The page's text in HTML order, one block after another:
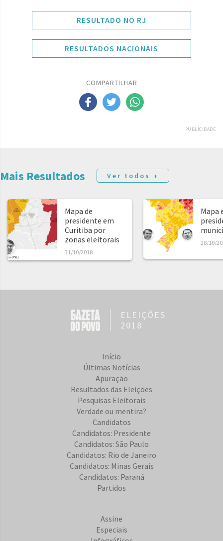
RESULTADO NO RJ
RESULTADOS NACIONAIS
COMPARTILHAR
PUBLICIDADE
Mais Resultados Ver todos +
Mapa de
presidente em
Curitiba por
zonas eleitorais
31/10/2018
Mapa
28/10/
ELEIÇÕES
2018
Início
Últimas Notícias
Apuração
Resultados das Eleições
Pesquisas Eleitorais
Verdade ou mentira?
Candidatos
Candidatos: Presidente
Candidatos: São Paulo
Candidatos: Rio de Janeiro
Candidatos: Minas Gerais
Candidatos: Paraná
Partidos
Assine
Especiais